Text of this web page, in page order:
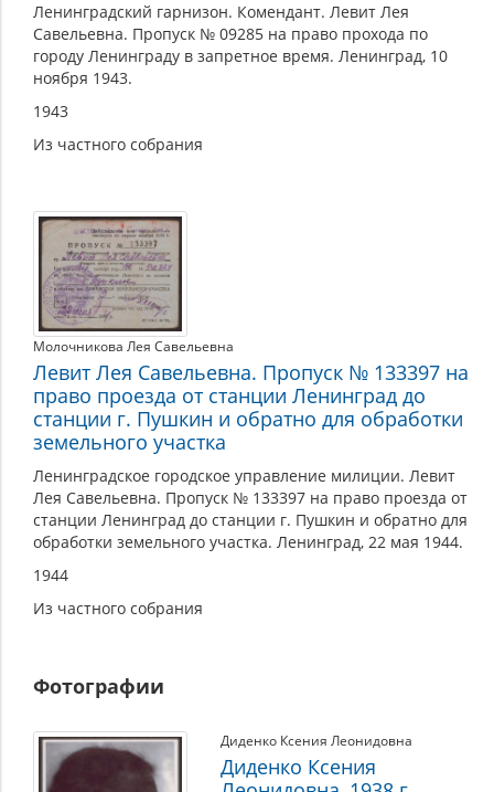
Ленинградский гарнизон. Комендант. Левит Лея
Савельевна. Пропуск № 09285 на право прохода по
городу Ленинграду в запретное время. Ленинград, 10
ноября 1943.
1943
Из частного собрания
Молочникова Лея Савельевна
Левит Лея Савельевна. Пропуск № 133397 на
право проезда от станции Ленинград до
станции г. Пушкин и обратно для обработки
земельного участка
Ленинградское городское управление милиции. Левит
Лея Савельевна. Пропуск № 133397 на право проезда от
станции Ленинград до станции г. Пушкин и обратно для
обработки земельного участка. Ленинград, 22 мая 1944.
1944
Из частного собрания
Фотографии
Диденко Ксения Леонидовна
Диденко Ксения